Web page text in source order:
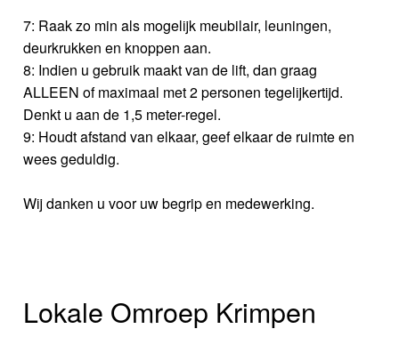
7: Raak zo min als mogelijk meubilair, leuningen,
deurkrukken en knoppen aan.
8: Indien u gebruik maakt van de lift, dan graag
ALLEEN of maximaal met 2 personen tegelijkertijd.
Denkt u aan de 1,5 meter-regel.
9: Houdt afstand van elkaar, geef elkaar de ruimte en
wees geduldig.
Wij danken u voor uw begrip en medewerking.
Lokale Omroep Krimpen